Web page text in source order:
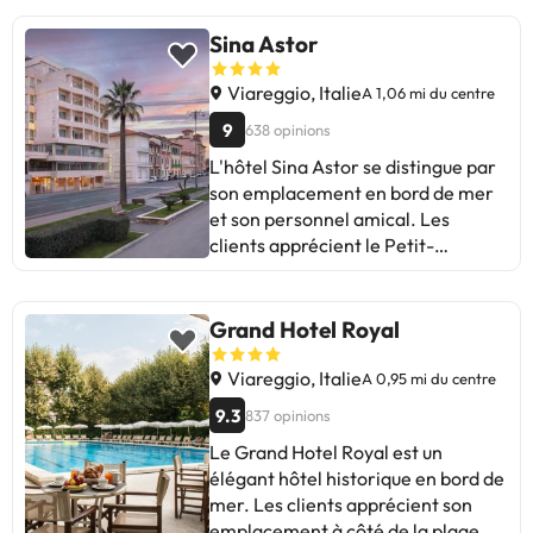
recherchent confort et bon
service. Bon voyage!
Sina Astor
Viareggio, ItalieA 1,06 mi du centre
9 638 opinions
L'hôtel Sina Astor se distingue par
son emplacement en bord de mer
et son personnel amical. Les
clients apprécient le Petit-
l'enregistrement, le bruit de la rue
et des améliorations à apporter au
Petit-Déjeuner. Dans l'ensemble,
c'est l'endroit idéal pour profiter de
la vue sur la mer et se détendre.
Parfait pour les amateurs de soleil
et de plage !
Grand Hotel Royal
Viareggio, ItalieA 0,95 mi du centre
9.3 837 opinions
Le Grand Hotel Royal est un
élégant hôtel historique en bord de
mer. Les clients apprécient son